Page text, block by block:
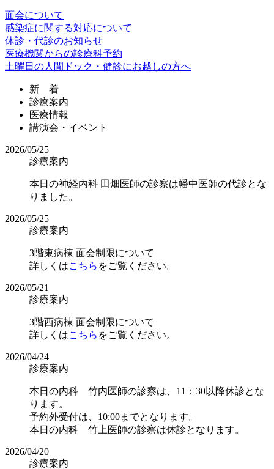
面会について
感染症に関する対応について
休診・代診のお知らせ
医療機関からの診療科予約
土曜日の人間ドック・ 健診にお越しの方へ
新 着
診療案内
医療情報
講演会・イベント
2026/05/25
診療案内
本日の神経内科 田畑医師の診察は幡中医師の代診とな
りました。
2026/05/25
診療案内
3階東病棟 面会制限について
詳しくはこちら をご覧ください。
2026/05/21
診療案内
3階西病棟 面会制限について
詳しくはこちら をご覧ください。
2026/04/24
診療案内
本日の内科 竹内医師の診察は、11：30以降休診とな
ります。
予約外受付は、10:00までとなります。
本日の内科 竹上医師の診察は休診となります。
2026/04/20
診療案内